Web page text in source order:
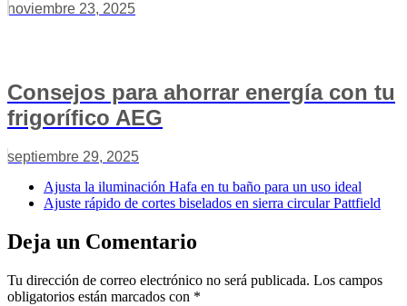
noviembre 23, 2025
Consejos para ahorrar energía con tu
frigorífico AEG
septiembre 29, 2025
Ajusta la iluminación Hafa en tu baño para un uso ideal
Ajuste rápido de cortes biselados en sierra circular Pattfield
Deja un Comentario
Tu dirección de correo electrónico no será publicada. Los campos
obligatorios están marcados con *